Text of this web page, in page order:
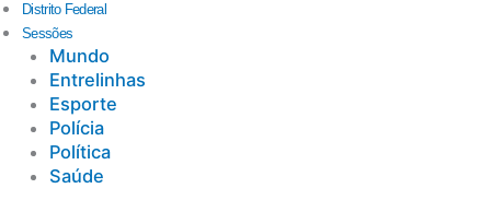
Distrito Federal
Sessões
Mundo
Entrelinhas
Esporte
Polícia
Política
Saúde